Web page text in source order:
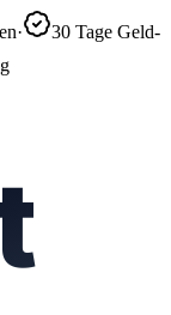
·
30 Tage Geld-